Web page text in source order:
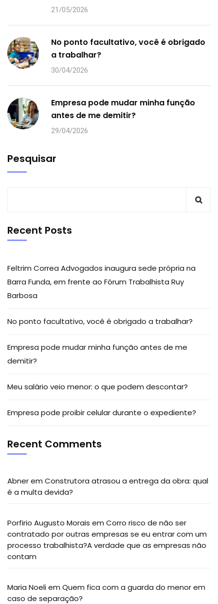
21/05/2026
No ponto facultativo, você é obrigado
a trabalhar?
30/04/2026
Empresa pode mudar minha função
antes de me demitir?
29/04/2026
Pesquisar
Recent Posts
Feltrim Correa Advogados inaugura sede própria na
Barra Funda, em frente ao Fórum Trabalhista Ruy
Barbosa
No ponto facultativo, você é obrigado a trabalhar?
Empresa pode mudar minha função antes de me
demitir?
Meu salário veio menor: o que podem descontar?
Empresa pode proibir celular durante o expediente?
Recent Comments
Abnerem Construtora atrasou a entrega da obra: qual
é a multa devida?
Porfirio Augusto Morais em Corro risco de não ser
contratado por outras empresas se eu entrar com um
processo trabalhista?A verdade que as empresas não
contam
Maria Noeliem Quem fica com a guarda do menor em
caso de separação?